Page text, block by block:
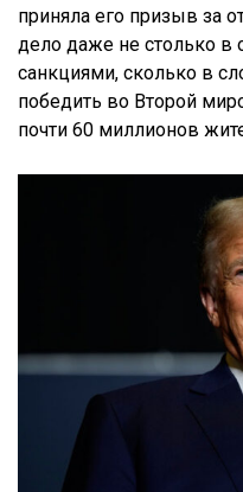
приняла его призыв за
дело даже не столько в
санкциями, сколько в
победить во Второй
почти 60 миллионов